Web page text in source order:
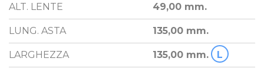
ALT. LENTE 49,00 mm.
LUNG. ASTA 135,00 mm.
LARGHEZZA 135,00 mm. L